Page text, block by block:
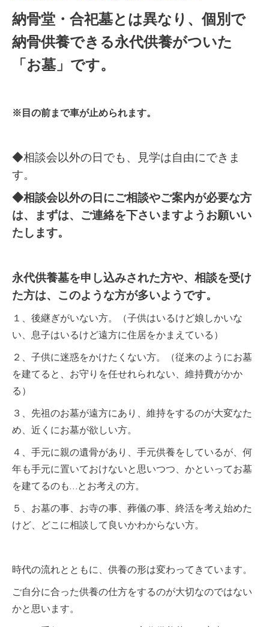
納骨堂・合祀墓とは異なり、個別で
納骨供養できる永代供養がついた
「お墓」です。
※目の前まで車が止められます。
◆相談会以外の日でも、見学は自由にできま
す。
◆相談会以外の日にご相談やご案内が必要な方
は、まずは、ご連絡を下さいますようお願いい
たします。
永代供養墓を申し込みされた方や、相談を受け
た方は、このような方が多いようです。
１、後継ぎがいない方。（子供はいるけど娘しかいな
い、息子はいるけど遠方に住居をかまえている）
２、子供に迷惑をかけたくない方。（従来のようにお墓
を建てると、お守りを任せれられない、維持費がかか
る）
３、先祖のお墓が遠方にあり、維持をするのが大変なた
め、近くにお墓が欲しい方。
４、手元に親の遺骨があり、手元供養をしているが、何
年も手元に置いておけないと思いつつ、かといってお墓
を建てるのも…とお考えの方。
５、お墓の事、お寺の事、葬儀の事、終活を考え始めた
けど、どこに相談して良いかわからない方。
時代の流れとともに、供養の形は変わってきています。
ご自分に合った供養の仕方をするのが大切なのではない
かと思います。